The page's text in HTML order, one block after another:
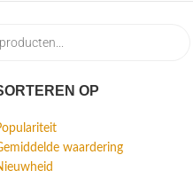
OP
waardering